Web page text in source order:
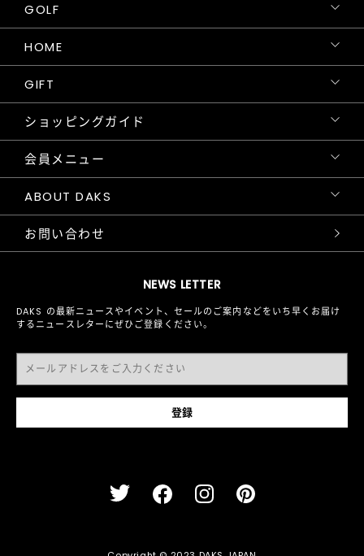
NEWS LETTER
DAKS の最新ニュースやイベント、セールのご案内などをいち早くお届け
するニュースレターにぜひご登録ください。
GOLF
HOME
GIFT
ショッピングガイド
会員メニュー
ABOUT DAKS
お問い合わせ